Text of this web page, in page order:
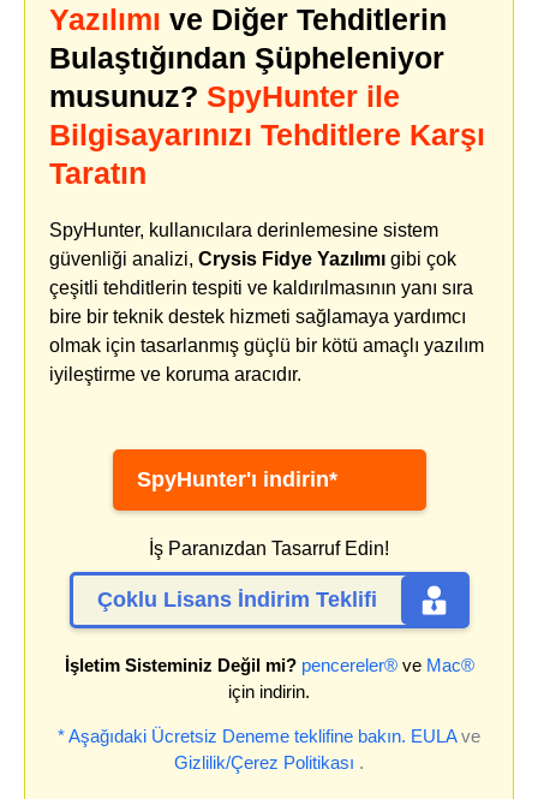
Yazılımı ve Diğer Tehditlerin
Bulaştığından Şüpheleniyor
musunuz? SpyHunter ile
Bilgisayarınızı Tehditlere Karşı
Taratın
SpyHunter, kullanıcılara derinlemesine sistem
güvenliği analizi, Crysis Fidye Yazılımı gibi çok
çeşitli tehditlerin tespiti ve kaldırılmasının yanı sıra
bire bir teknik destek hizmeti sağlamaya yardımcı
olmak için tasarlanmış güçlü bir kötü amaçlı yazılım
iyileştirme ve koruma aracıdır.
SpyHunter'ı indirin*
İş Paranızdan Tasarruf Edin!
Çoklu Lisans İndirim Teklifi
İşletim Sisteminiz Değil mi? pencereler®ve Mac®
için indirin.
* Aşağıdaki Ücretsiz Deneme teklifine bakın. EULAve
Gizlilik/Çerez Politikası .